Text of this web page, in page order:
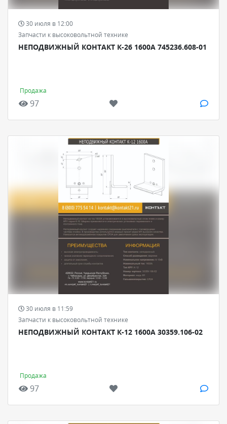
30 июля в 12:00
Запчасти к высоковольтной технике
НЕПОДВИЖНЫЙ КОНТАКТ К-26 1600А 745236.608-01
Продажа
97
30 июля в 11:59
Запчасти к высоковольтной технике
НЕПОДВИЖНЫЙ КОНТАКТ К-12 1600А 30359.106-02
Продажа
97